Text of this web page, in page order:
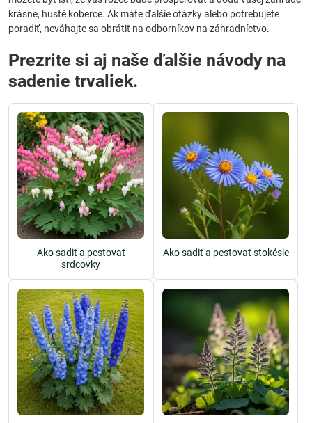
krásne, husté koberce. Ak máte ďalšie otázky alebo potrebujete
poradiť, neváhajte sa obrátiť na odborníkov na záhradníctvo.
Prezrite si aj naše ďalšie návody na
sadenie trvaliek.
Ako sadiť a pestovať
srdcovky
Ako sadiť a pestovať stokésie